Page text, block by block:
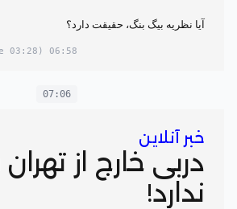
آیا نظریه بیگ بنگ، حقیقت دارد؟
06:58
(03:28 in your timezone)
07:06
خبر آنلاین
دربی خارج از تهران
ندارد!